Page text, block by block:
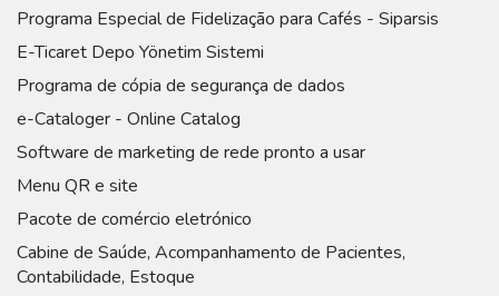
Programa Especial de Fidelização para Cafés - Siparsis
E-Ticaret Depo Yönetim Sistemi
Programa de cópia de segurança de dados
e-Cataloger - Online Catalog
Software de marketing de rede pronto a usar
Menu QR e site
Pacote de comércio eletrónico
Cabine de Saúde, Acompanhamento de Pacientes,
Contabilidade, Estoque